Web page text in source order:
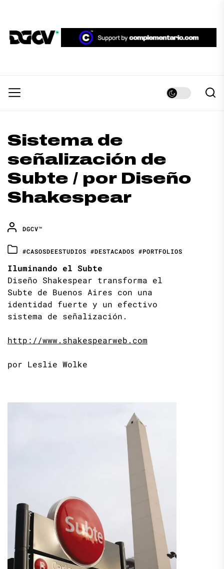
the
content
DGCV™
Sistema de
señalización de
Subte / por Diseño
Shakespear
DGCV™
#CASOSDEESTUDIOS #DESTACADOS #PORTFOLIOS
Iluminando el Subte
Diseño Shakespear transforma el
Subte de Buenos Aires con una
identidad fuerte y un efectivo
sistema de señalización.
http://www.shakespearweb.com
por Leslie Wolke